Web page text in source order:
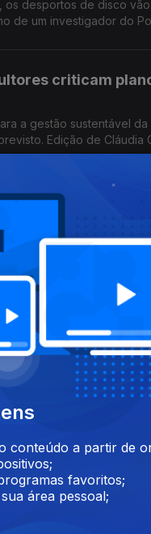
desportos de disco
de um investigador do
criticam
a gestão sustentável
Edição de Cláudia
88 Milhões na
luz verde e
e proteger as
pública
de centrais
uma revisão do
ficaram
incêndio que
e reclamam apoios
conteúdo a partir de
favoritos;
área pessoal;